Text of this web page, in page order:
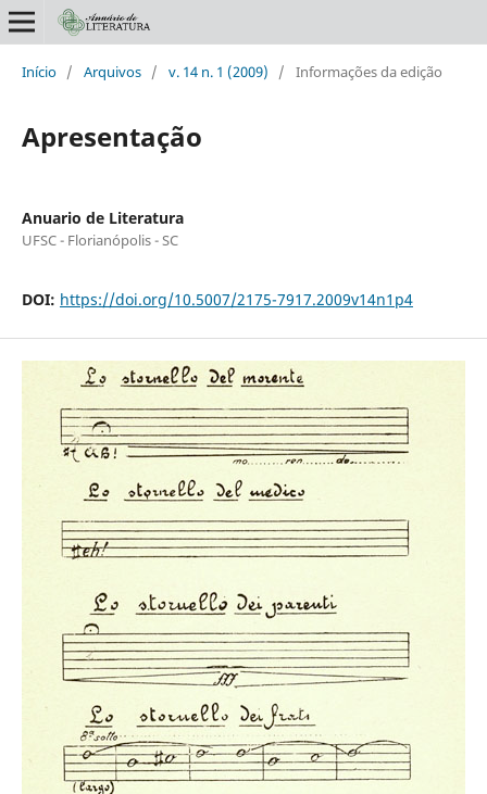
Início / Arquivos / v. 14 n. 1 (2009) / Informações da edição
Apresentação
Anuario de Literatura
UFSC - Florianópolis - SC
DOI: https://doi.org/10.5007/2175-7917.2009v14n1p4